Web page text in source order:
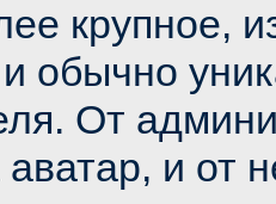
крупное,
обычно
От
и от